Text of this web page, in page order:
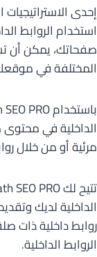
إحدى
استخدام الروابط
صفحاتك، يمكن أن
المختلفة في
الداخلية في
مرئية أو من خلال
الداخلية لديك
روابط داخلية ذات
الروابط الداخلية.